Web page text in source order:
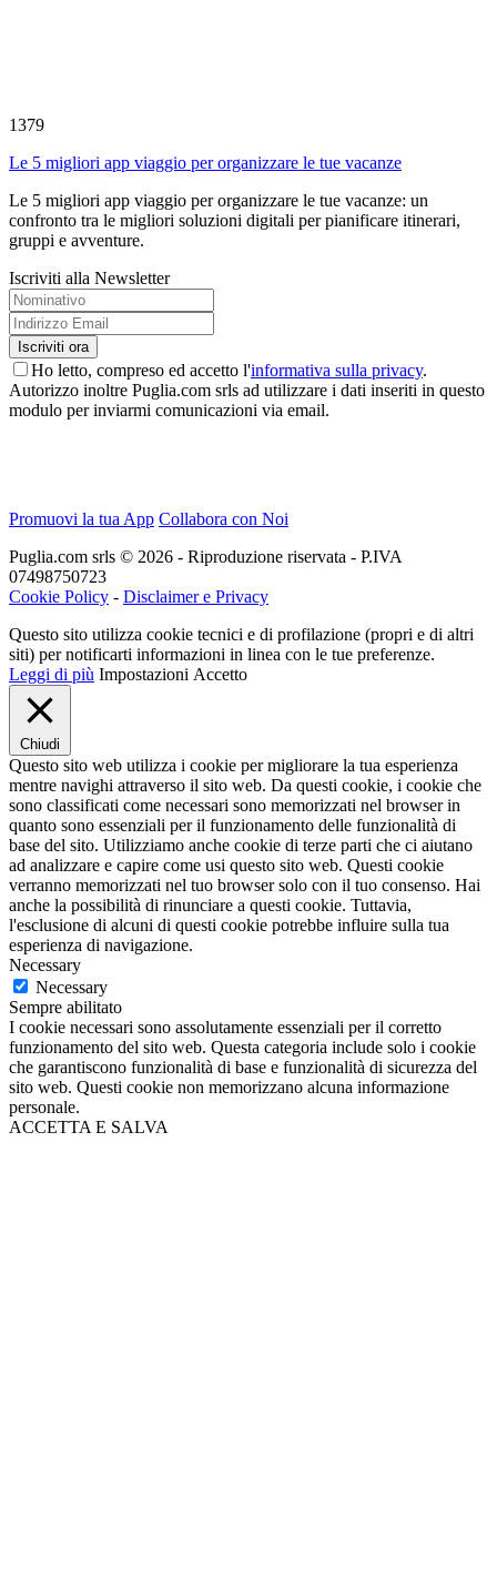
1379
Le 5 migliori app viaggio per organizzare le tue vacanze
Le 5 migliori app viaggio per organizzare le tue vacanze: un
confronto tra le migliori soluzioni digitali per pianificare itinerari,
gruppi e avventure.
Iscriviti alla Newsletter
Ho letto, compreso ed accetto l'informativa sulla privacy.
Autorizzo inoltre Puglia.com srls ad utilizzare i dati inseriti in questo
modulo per inviarmi comunicazioni via email.
Promuovi la tua App Collabora con Noi
Puglia.com srls © 2026 - Riproduzione riservata - P.IVA
07498750723
Cookie Policy - Disclaimer e Privacy
Questo sito utilizza cookie tecnici e di profilazione (propri e di altri
siti) per notificarti informazioni in linea con le tue preferenze.
Leggi di più Impostazioni Accetto
Chiudi
Questo sito web utilizza i cookie per migliorare la tua esperienza
mentre navighi attraverso il sito web. Da questi cookie, i cookie che
sono classificati come necessari sono memorizzati nel browser in
quanto sono essenziali per il funzionamento delle funzionalità di
base del sito. Utilizziamo anche cookie di terze parti che ci aiutano
ad analizzare e capire come usi questo sito web. Questi cookie
verranno memorizzati nel tuo browser solo con il tuo consenso. Hai
anche la possibilità di rinunciare a questi cookie. Tuttavia,
l'esclusione di alcuni di questi cookie potrebbe influire sulla tua
esperienza di navigazione.
Necessary
Necessary
Sempre abilitato
I cookie necessari sono assolutamente essenziali per il corretto
funzionamento del sito web. Questa categoria include solo i cookie
che garantiscono funzionalità di base e funzionalità di sicurezza del
sito web. Questi cookie non memorizzano alcuna informazione
personale.
ACCETTA E SALVA